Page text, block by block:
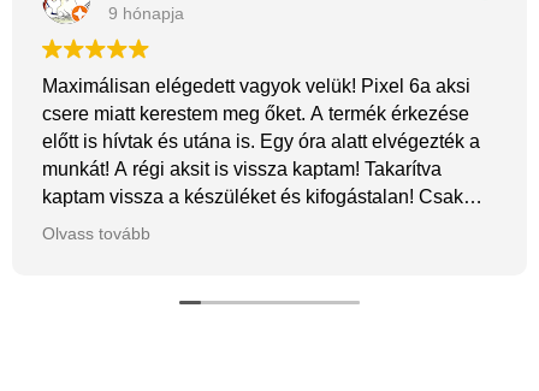
9 hónapja
Maximálisan elégedett vagyok velük! Pixel 6a aksi
csere miatt kerestem meg őket. A termék érkezése
előtt is hívtak és utána is. Egy óra alatt elvégezték a
munkát! A régi aksit is vissza kaptam! Takarítva
kaptam vissza a készüléket és kifogástalan! Csak
ajánlani tudom őket! Árban is nagyon korrektek!
Olvass tovább